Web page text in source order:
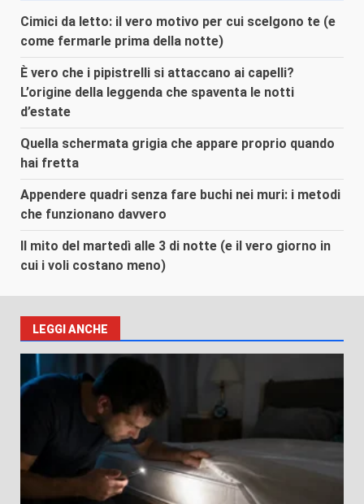
Cimici da letto: il vero motivo per cui scelgono te (e
come fermarle prima della notte)
È vero che i pipistrelli si attaccano ai capelli?
L’origine della leggenda che spaventa le notti
d’estate
Quella schermata grigia che appare proprio quando
hai fretta
Appendere quadri senza fare buchi nei muri: i metodi
che funzionano davvero
Il mito del martedì alle 3 di notte (e il vero giorno in
cui i voli costano meno)
LEGGI ANCHE